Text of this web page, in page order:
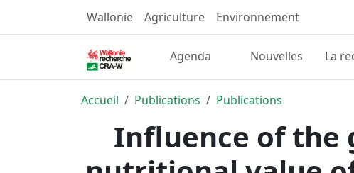
Wallonie Agriculture Environnement
Agenda Nouvelles La
Accueil Publications Publications
Influence of the